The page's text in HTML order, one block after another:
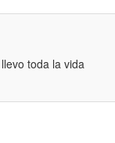
toda la vida